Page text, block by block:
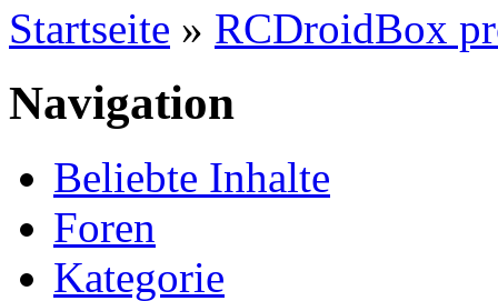
Startseite » RCDroidBox
Navigation
Beliebte Inhalte
Foren
Kategorie